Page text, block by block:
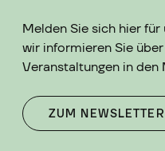
Melden Sie sich hier
wir informieren Sie
Veranstaltungen in den
ZUM NEWSLETTER